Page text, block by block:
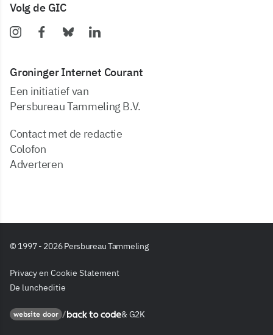
Volg de GIC
Groninger Internet Courant
Een initiatief van
Persbureau Tammeling B.V.
Contact met de redactie
Colofon
Adverteren
© 1997 - 2026 Persbureau Tammeling
Privacy en Cookie Statement
De luncheditie
website doorBack to code & G2K